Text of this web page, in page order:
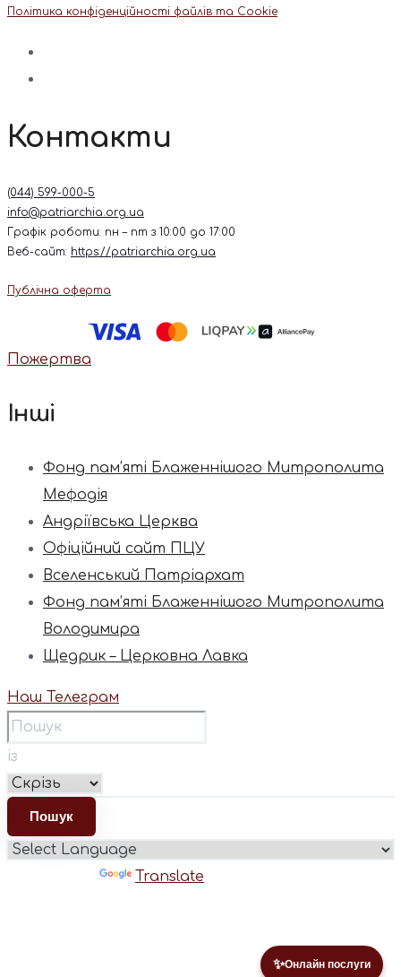
✨Онлайн послуги
Політика конфіденційності файлів та Cookie
Контакти
(044) 599-000-5
info@patriarchia.org.ua
Графік роботи: пн – пт з 10:00 до 17:00
Веб-сайт: https://patriarchia.org.ua
Публічна оферта
Пожертва
Інші
Фонд пам’яті Блаженнішого Митрополита
Мефодія
Андріївська Церква
Офіційний сайт ПЦУ
Вселенський Патріархат
Фонд пам’яті Блаженнішого Митрополита
Володимира
Щедрик – Церковна Лавка
Наш Телеграм
із
Translate